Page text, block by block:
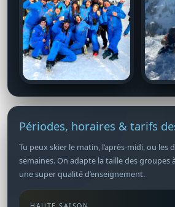
Périodes, horaires & tarifs
Tu peux skier le matin, l’après-midi, ou les
semaines. On adapte la taille des groupes
une super qualité d’enseignement.